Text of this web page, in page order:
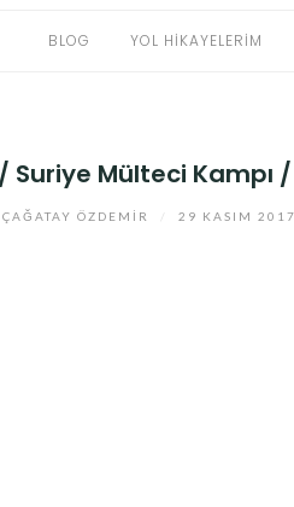
BLOG YOL HIKAYELERIM
/ Suriye Mülteci Kampı
ÇAĞATAY ÖZDEMIR 29 KASIM 2017